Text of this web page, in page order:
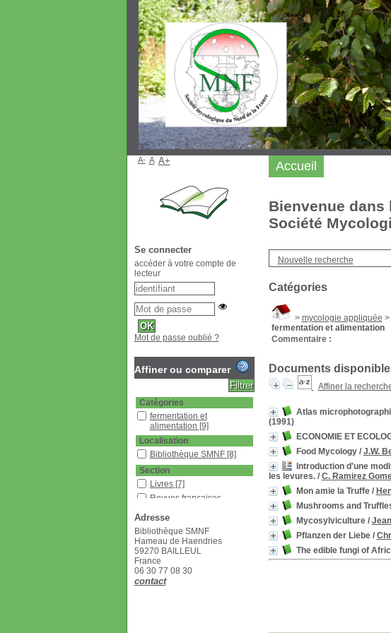
Bienvenue dans
Société
Nouvelle recherche
Catégories
> mycologie appliquée >
fermentation et alimentation
Commentaire :
Documents
Affiner la
Atlas
(1991)
ECONOMIE ET
Food Mycology/ J.W.
Introduction d'une
les levures./ C. Ramirez
Mon amie la Truffe/
Mushrooms and
Mycosylviculture/
Pflanzen der Liebe/
The edible fungi of
Accueil
A- A A+
Se connecter
accéder à votre compte de
lecteur
Mot de passe oublié ?
Affiner ou comparer
Catégories
fermentation et
alimentation [9]
Localisation
Bibliothèque SMNF [8]
Section
Livres [7]
Revues françaises
Adresse
Bibliothèque SMNF
Hameau de Haendries
59270 BAILLEUL
France
06 30 77 08 30
contact